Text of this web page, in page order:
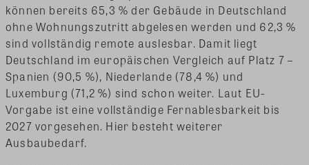
können bereits 65,3 % der Gebäude in Deutschland
ohne Wohnungszutritt abgelesen werden und 62,3 %
sind vollständig remote auslesbar. Damit liegt
Deutschland im europäischen Vergleich auf Platz 7 –
Spanien (90,5 %), Niederlande (78,4 %) und
Luxemburg (71,2 %) sind schon weiter. Laut EU-
Vorgabe ist eine vollständige Fernablesbarkeit bis
2027 vorgesehen. Hier besteht weiterer
Ausbaubedarf.